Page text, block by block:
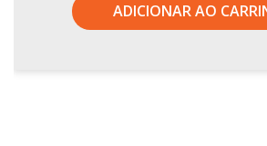
ADICIONAR AO